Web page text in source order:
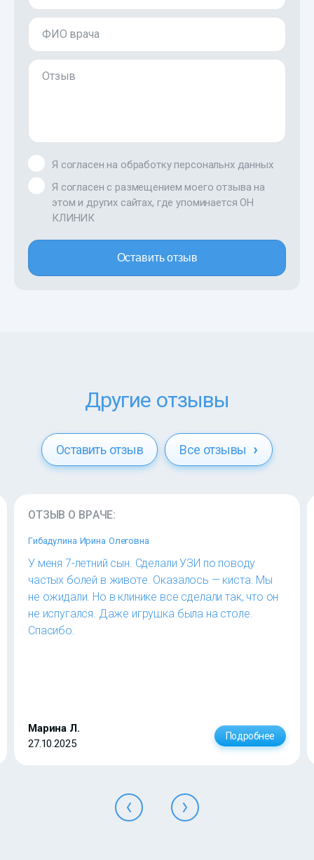
ФИО врача
Отзыв
Я согласен на обработку персональнх данных
Я согласен с размещением моего отзыва на
этом и других сайтах, где упоминается ОН
КЛИНИК
Оставить отзыв
Другие отзывы
Оставить отзыв Все отзывы
ОТЗЫВ О ВРАЧЕ:
Гибадулина Ирина Олеговна
У меня 7-летний сын. Сделали УЗИ по поводу
частых болей в животе. Оказалось — киста. Мы
не ожидали. Но в клинике все сделали так, что он
не испугался. Даже игрушка была на столе.
Спасибо.
Марина Л.
27.10.2025
Подробнее